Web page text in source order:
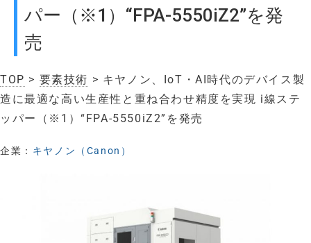
パー（※1）“FPA-5550iZ2”を発
売
TOP > 要素技術 > キヤノン、IoT・AI時代のデバイス製
造に最適な高い生産性と重ね合わせ精度を実現 i線ステ
ッパー（※1）“FPA-5550iZ2”を発売
企業： キヤノン（Canon）